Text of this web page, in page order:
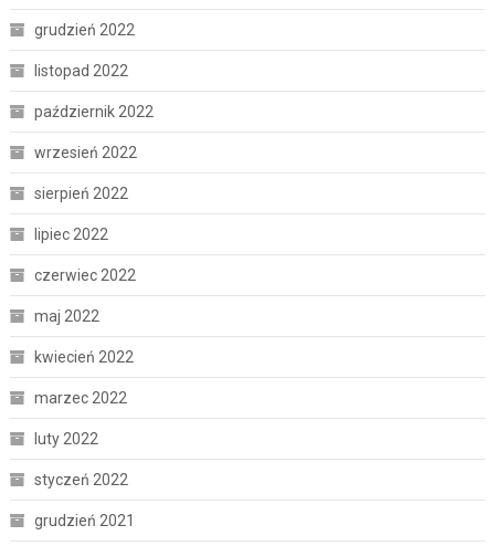
grudzień 2022
listopad 2022
październik 2022
wrzesień 2022
sierpień 2022
lipiec 2022
czerwiec 2022
maj 2022
kwiecień 2022
marzec 2022
luty 2022
styczeń 2022
grudzień 2021